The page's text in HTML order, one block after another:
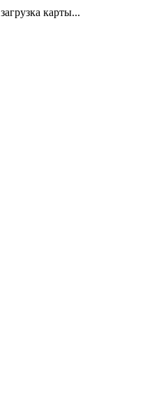
загрузка карты...